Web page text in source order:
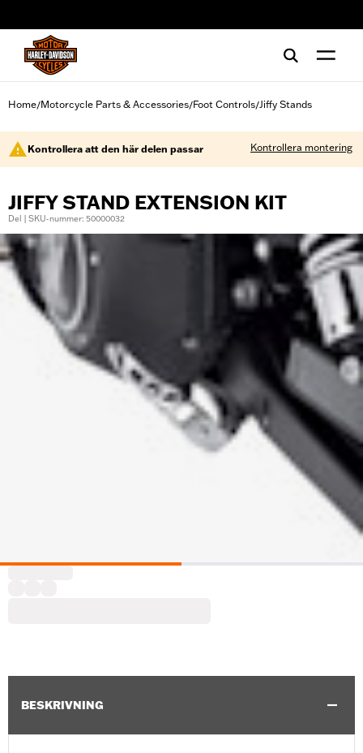
Home/Motorcycle Parts & Accessories/Foot Controls/Jiffy Stands
Kontrollera att den här delen passar Kontrollera montering
JIFFY STAND EXTENSION KIT
Del | SKU-nummer: 50000032
BESKRIVNING